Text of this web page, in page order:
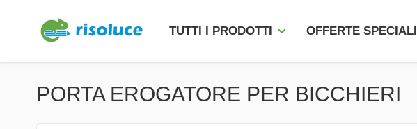
TUTTI I PRODOTTI OFFERTE SPECIALI
PORTA EROGATORE PER BICCHIERI